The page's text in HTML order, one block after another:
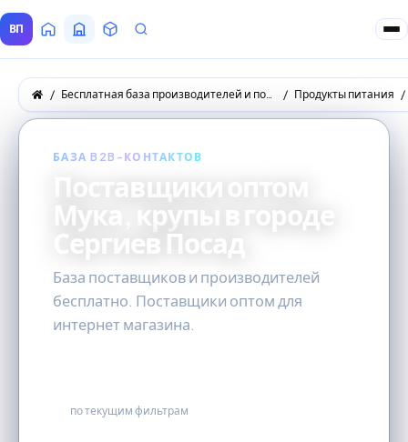
ВП ГлавнаяВсе Поставщики
ТоварыЗапросы покупателей
Бесплатная база производителей и поставщиков товаров оптом Продукты питания
БАЗА B2B-КОНТАКТОВ
Поставщики оптом
Мука, крупы в городе
Сергиев Посад
База поставщиков и производителей
бесплатно. Поставщики оптом для
интернет магазина.
по текущим фильтрам